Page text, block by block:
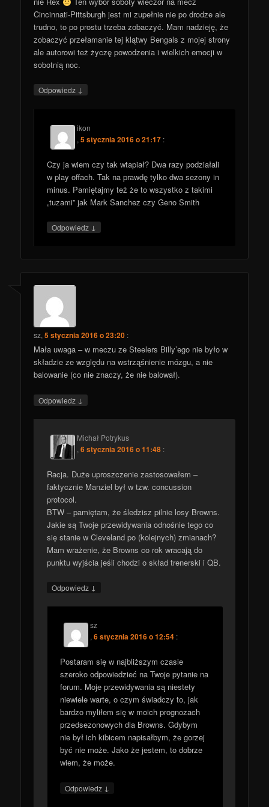
Cincinnati-Pittsburgh jest mi zupełnie nie po drodze ale
trudno, to po prostu trzeba zobaczyć. Mam nadzieję, że
zobaczyć przełamanie tej klątwy Bengals z mojej strony
ale autorowi też życzę powodzenia i wielkich emocji w
sobotnią noc.
Odpowiedz ↓
ikon
,5 stycznia 2016 o 21:17 :
Czy ja wiem czy tak wtapiał? Dwa razy podziałali
w play offach. Tak na prawdę tylko dwa sezony in
minus. Pamiętajmy też że to wszystko z takimi
„tuzami” jak Mark Sanchez czy Geno Smith
Odpowiedz ↓
sz,5 stycznia 2016 o 23:20 :
Mała uwaga – w meczu ze Steelers Billy’ego nie było w
składzie ze względu na wstrząśnienie mózgu, a nie
balowanie (co nie znaczy, że nie balował).
Odpowiedz ↓
Michał Potrykus
,6 stycznia 2016 o 11:48 :
Racja. Duże uproszczenie zastosowałem –
faktycznie Manziel był w tzw. concussion
protocol.
BTW – pamiętam, że śledzisz pilnie losy Browns.
Jakie są Twoje przewidywania odnośnie tego co
się stanie w Cleveland po (kolejnych) zmianach?
Mam wrażenie, że Browns co rok wracają do
punktu wyjścia jeśli chodzi o skład trenerski i QB.
Odpowiedz ↓
sz
,6 stycznia 2016 o 12:54 :
Postaram się w najbliższym czasie
szeroko odpowiedzieć na Twoje pytanie na
forum. Moje przewidywania są niestety
niewiele warte, o czym świadczy to, jak
bardzo myliłem się w moich prognozach
przedsezonowych dla Browns. Gdybym
nie był ich kibicem napisałbym, że gorzej
być nie może. Jako że jestem, to dobrze
wiem, że może.
Odpowiedz ↓